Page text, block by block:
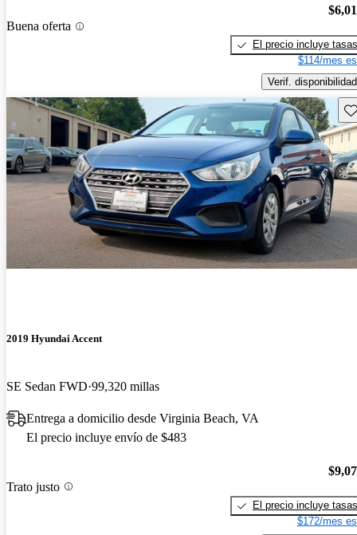
Buena oferta
El precio incluye tasas
$114/mes
Verif. disponibilidad
2019 Hyundai Accent
SE Sedan FWD 99,320 millas
Entrega a domicilio desde Virginia Beach, VA
El precio incluye envío de $483
Trato justo
El precio incluye tasas
$172/mes